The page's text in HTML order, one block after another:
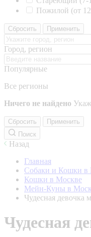
Пожилой (от
Сбросить Применить
Город, регион
Популярные
Все регионы
Ничего не найдено
Сбросить
Применить
Поиск
Назад
Главная
Собаки и Кошки в
Кошки в Москве
Мейн-Куны в
Чудесная девочка
Чудесная